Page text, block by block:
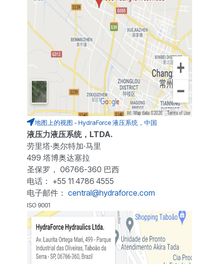
地图上的视图 - HydraForce 液压系统，中国
液压力液压系统，LTDA.
劳里塔·奥尔特加·马里
499 塔博奥达塞拉
圣保罗， 06766-360 巴西
电话： +55 11 4786 4555
电子邮件： central@hydraforce.com
ISO 9001